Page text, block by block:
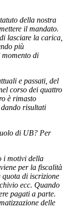
della nostra
il mandato.
lasciare la carica,
più
di
e passati, del
corso dei quattro
è rimasto
dando risultati
di UB? Per
i motivi della
per la fiscalità
quota di iscrizione
ecc. Quando
pagati a parte.
delle